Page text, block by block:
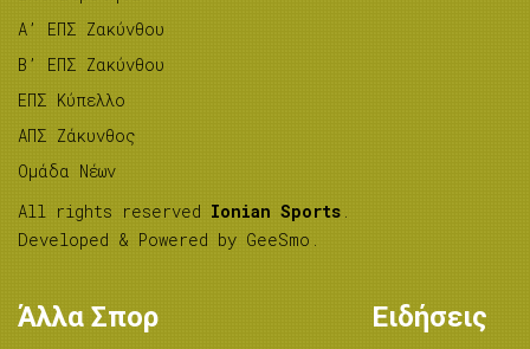
A’ ΕΠΣ Ζακύνθου
B’ ΕΠΣ Ζακύνθου
ΕΠΣ Κύπελλο
ΑΠΣ Ζάκυνθος
Ομάδα Νέων
All rights reserved Ionian Sports .
Developed & Powered by GeeSmo .
Άλλα Σπορ Ειδήσεις